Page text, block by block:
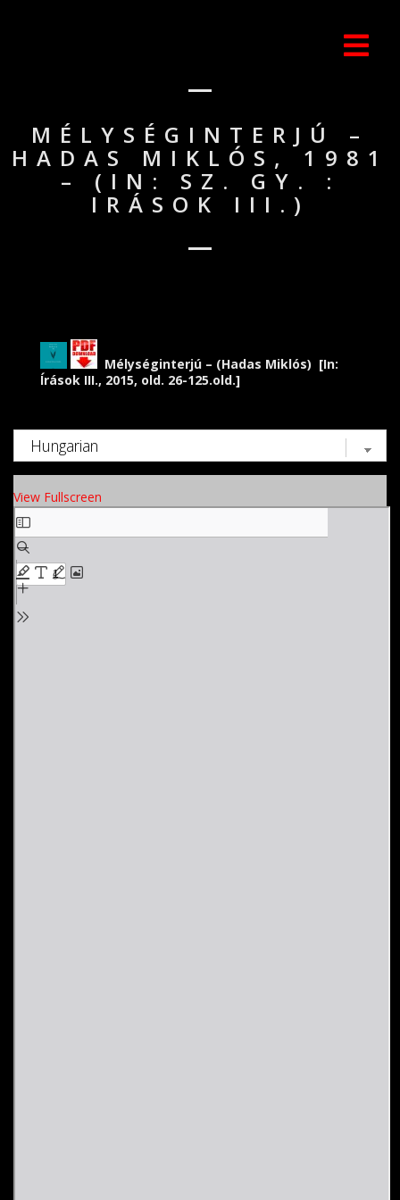
MÉLYSÉGINTERJÚ –
HADAS MIKLÓS, 1981
– (IN: SZ. GY. :
IRÁSOK III.)
Mélységinterjú – (Hadas Miklós) [In:
Írások III., 2015, old. 26-125.old.]
View Fullscreen